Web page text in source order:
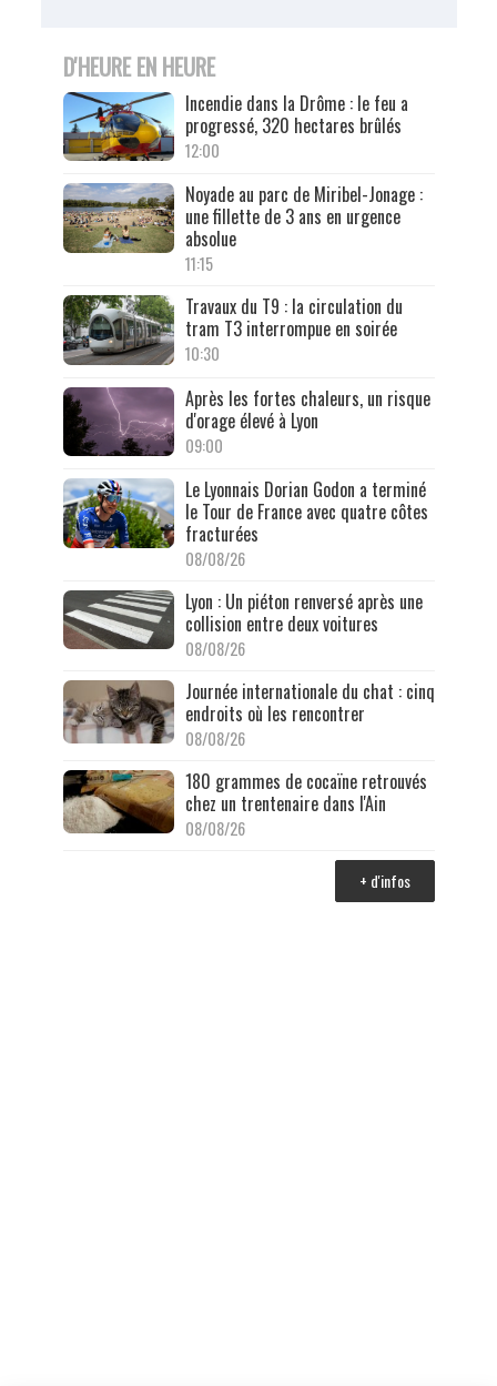
D'HEURE EN HEURE
Incendie dans la Drôme : le feu a
progressé, 320 hectares brûlés
12:00
Noyade au parc de Miribel-Jonage :
une fillette de 3 ans en urgence
absolue
11:15
Travaux du T9 : la circulation du
tram T3 interrompue en soirée
10:30
Après les fortes chaleurs, un risque
d'orage élevé à Lyon
09:00
Le Lyonnais Dorian Godon a terminé
le Tour de France avec quatre côtes
fracturées
08/08/26
Lyon : Un piéton renversé après une
collision entre deux voitures
08/08/26
Journée internationale du chat : cinq
endroits où les rencontrer
08/08/26
180 grammes de cocaïne retrouvés
chez un trentenaire dans l'Ain
08/08/26
+ d'infos